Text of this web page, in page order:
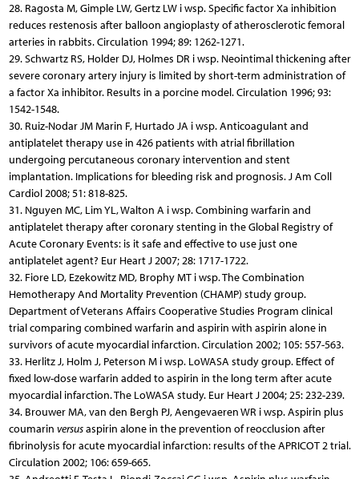
28. Ragosta M, Gimple LW, Gertz LW i wsp. Specific factor Xa inhibition
reduces restenosis after balloon angioplasty of atherosclerotic femoral
arteries in rabbits. Circulation 1994; 89: 1262-1271.
29. Schwartz RS, Holder DJ, Holmes DR i wsp. Neointimal thickening after
severe coronary artery injury is limited by short-term administration of
a factor Xa inhibitor. Results in a porcine model. Circulation 1996; 93:
1542-1548.
30. Ruiz-Nodar JM Marin F, Hurtado JA i wsp. Anticoagulant and
antiplatelet therapy use in 426 patients with atrial fibrillation
undergoing percutaneous coronary intervention and stent
implantation. Implications for bleeding risk and prognosis. J Am Coll
Cardiol 2008; 51: 818-825.
31. Nguyen MC, Lim YL, Walton A i wsp. Combining warfarin and
antiplatelet therapy after coronary stenting in the Global Registry of
Acute Coronary Events: is it safe and effective to use just one
antiplatelet agent? Eur Heart J 2007; 28: 1717-1722.
32. Fiore LD, Ezekowitz MD, Brophy MT i wsp. The Combination
Hemotherapy And Mortality Prevention (CHAMP) study group.
Department of Veterans Affairs Cooperative Studies Program clinical
trial comparing combined warfarin and aspirin with aspirin alone in
survivors of acute myocardial infarction. Circulation 2002; 105: 557-563.
33. Herlitz J, Holm J, Peterson M i wsp. LoWASA study group. Effect of
fixed low-dose warfarin added to aspirin in the long term after acute
myocardial infarction. The LoWASA study. Eur Heart J 2004; 25: 232-239.
34. Brouwer MA, van den Bergh PJ, Aengevaeren WR i wsp. Aspirin plus
coumarin versusaspirin alone in the prevention of reocclusion after
fibrinolysis for acute myocardial infarction: results of the APRICOT 2 trial.
Circulation 2002; 106: 659-665.